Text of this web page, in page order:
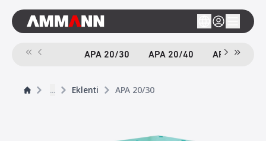
APA 20/30 APA 20/40 APA 55/46
... Eklenti APA 20/30